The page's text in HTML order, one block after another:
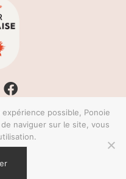
Ponoie
BENOÎT
possible, Ponoie
naviguer sur le site, vous